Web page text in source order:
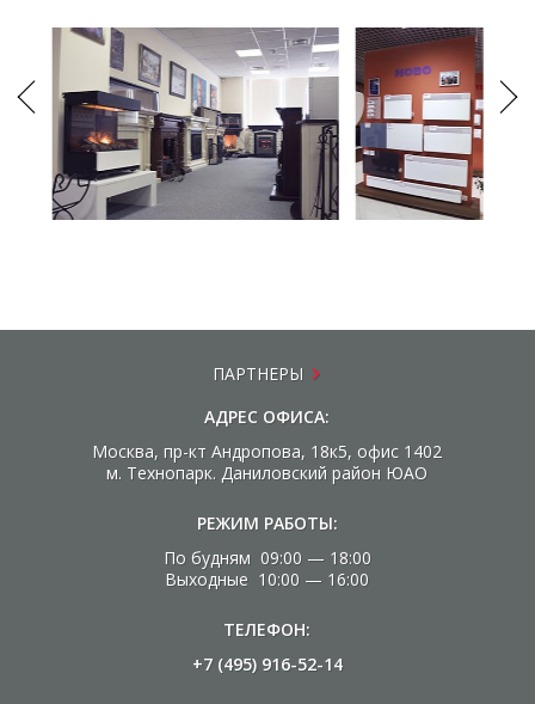
ПАРТНЕРЫ
АДРЕС ОФИСА:
Москва, пр-кт Андропова, 18к5, офис 1402
м. Технопарк. Даниловский район ЮАО
РЕЖИМ РАБОТЫ:
По будням 09:00 — 18:00
Выходные 10:00 — 16:00
ТЕЛЕФОН:
+7 (495) 916-52-14